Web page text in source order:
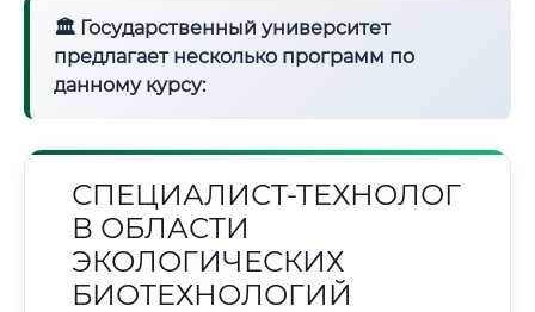
🏛 Государственный университет
предлагает несколько программ по
данному курсу:
СПЕЦИАЛИСТ-ТЕХНОЛОГ
В ОБЛАСТИ
ЭКОЛОГИЧЕСКИХ
БИОТЕХНОЛОГИЙ